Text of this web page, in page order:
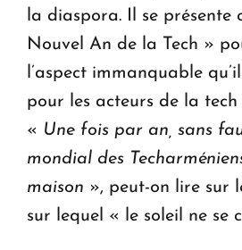
la diaspora. Il se présente
Nouvel An de la Tech »
l’aspect immanquable
pour les acteurs de la
« Une fois par an, sans
mondial des
maison », peut-on lire sur
sur lequel « le soleil ne se